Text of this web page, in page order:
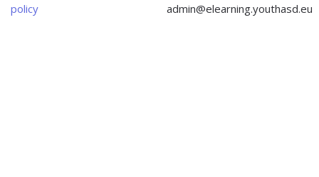
policy
admin@elearning.youthasd.eu